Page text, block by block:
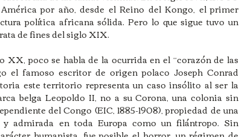
por año, desde el Reino del Kongo, el primer
política africana sólida. Pero lo que sigue tuvo un
de fines del siglo XIX.
XX, poco se habla de la ocurrida en el “corazón de las
el famoso escritor de origen polaco Joseph Conrad
este territorio representa un caso insólito al ser la
belga Leopoldo II, no a su Corona, una colonia sin
del Congo (EIC, 1885-1908), propiedad de una
admirada en toda Europa como un filántropo. Sin